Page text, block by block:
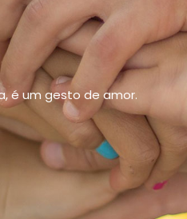
é um gesto de amor.